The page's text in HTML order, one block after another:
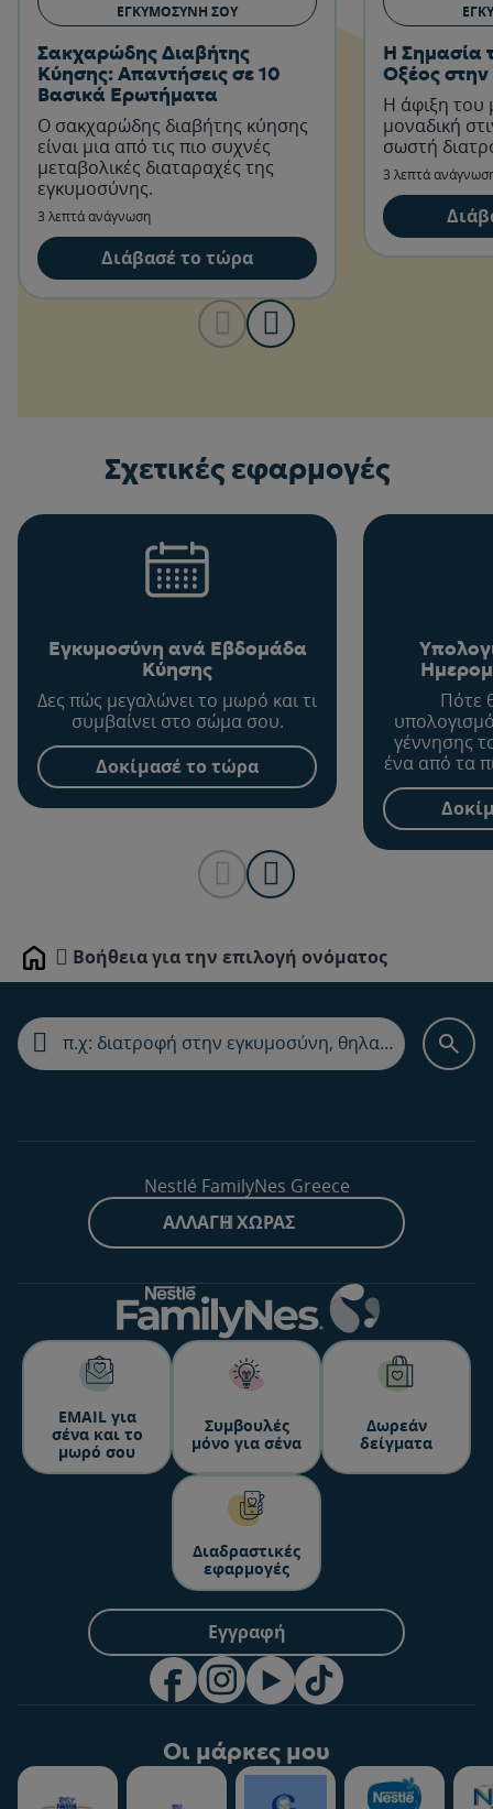
ΕΓΚΥΜΟΣΎΝΗ ΣΟΥ
Σακχαρώδης Διαβήτης
Κύησης: Απαντήσεις σε 10
Βασικά Ερωτήματα
Ο σακχαρώδης διαβήτης κύησης
είναι μια από τις πιο συχνές
μεταβολικές διαταραχές της
εγκυμοσύνης.
3 λεπτά ανάγνωση
Διάβασέ το τώρα
Η Σημασία
Οξέος
Η άφιξη του
μοναδική
σωστή
3 λεπτά
Σχετικές εφαρμογές
Εγκυμοσύνη ανά Εβδομάδα
Κύησης
Δες πώς μεγαλώνει το μωρό και τι
συμβαίνει στο σώμα σου.
Δοκίμασέ το τώρα
Πότε
γέννησης
ένα από τα
Home Βοήθεια για την επιλογή ονόματος
Nestlé FamilyNes Greece
ΑΛΛΑΓΉ ΧΏΡΑΣ
ΕΜΑΙL για
σένα και το
μωρό σου
Συμβουλές
μόνο για σένα
Δωρεάν
δείγματα
Διαδραστικές
εφαρμογές
Εγγραφή
Οι μάρκες μου